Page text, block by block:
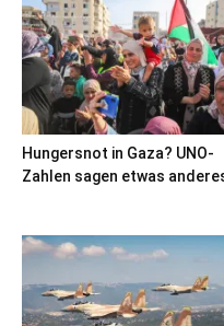
Hungersnot in Gaza? UNO-
Zahlen sagen etwas